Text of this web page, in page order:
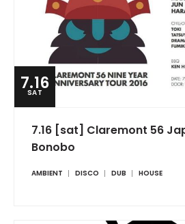
7.16
SAT
7.16 [sat] Claremont 56
Bonobo
AMBIENT DISCO DUB HOUSE